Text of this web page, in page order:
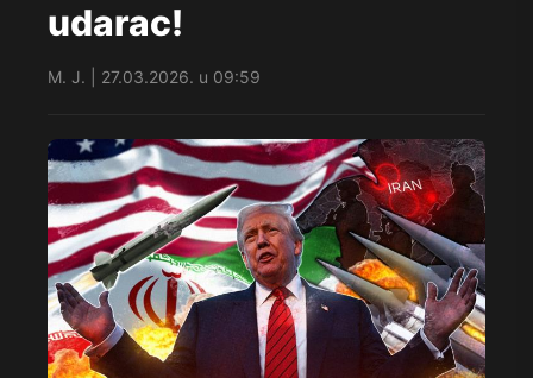
udarac!
M. J. | 27.03.2026. u 09:59